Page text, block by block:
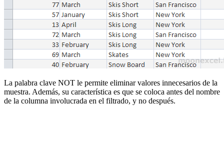
La palabra clave NOT le permite eliminar valores innecesarios de la
muestra. Además, su característica es que se coloca antes del nombre
de la columna involucrada en el filtrado, y no después.